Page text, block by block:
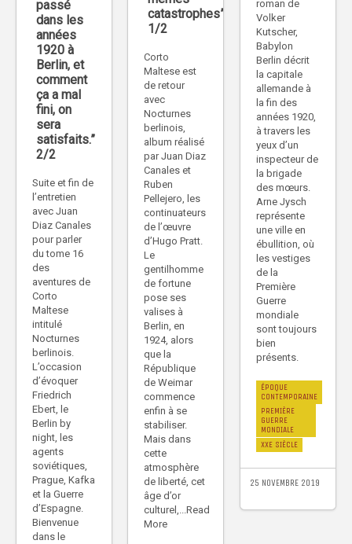
passé
dans les
années
1920 à
Berlin, et
comment
ça a mal
fini, on
sera
satisfaits.”
2/2
Suite et fin de
l’entretien
avec Juan
Diaz Canales
pour parler
du tome 16
des
aventures de
Corto
Maltese
intitulé
Nocturnes
berlinois.
L’occasion
d’évoquer
Friedrich
Ebert, le
Berlin by
night, les
agents
soviétiques,
Prague, Kafka
et la Guerre
d’Espagne.
Bienvenue
dans le
catastrophes”
1/2
Corto
Maltese est
de retour
avec
Nocturnes
berlinois,
album réalisé
par Juan Diaz
Canales et
Ruben
Pellejero, les
continuateurs
de l’œuvre
d’Hugo Pratt.
Le
gentilhomme
de fortune
pose ses
valises à
Berlin, en
1924, alors
que la
République
de Weimar
commence
enfin à se
stabiliser.
Mais dans
cette
atmosphère
de liberté, cet
âge d’or
culturel,...Read
More
roman de
Volker
Kutscher,
Babylon
Berlin décrit
la capitale
allemande à
la fin des
années 1920,
à travers les
yeux d’un
inspecteur de
la brigade
des mœurs.
Arne Jysch
représente
une ville en
ébullition, où
les vestiges
de la
Première
Guerre
mondiale
sont toujours
bien
présents.
ÉPOQUE
CONTEMPORAINE
PREMIÈRE
GUERRE
MONDIALE
XXE SIÈCLE
25 NOVEMBRE 2019